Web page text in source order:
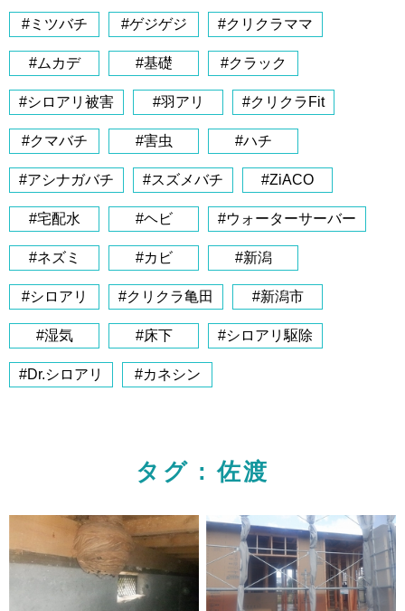
#ミツバチ #ゲジゲジ #クリクラママ
#ムカデ #基礎 #クラック
#シロアリ被害 #羽アリ #クリクラFit
#クマバチ #害虫 #ハチ
#アシナガバチ #スズメバチ #ZiACO
#宅配水 #ヘビ #ウォーターサーバー
#ネズミ #カビ #新潟
#シロアリ #クリクラ亀田 #新潟市
#湿気 #床下 #シロアリ駆除
#Dr.シロアリ #カネシン
タグ : 佐渡